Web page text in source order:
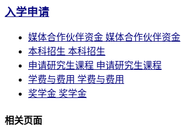
入学申请
媒体合作伙伴资金 媒体合作伙伴资金
本科招生 本科招生
申请研究生课程 申请研究生课程
学费与费用 学费与费用
奖学金 奖学金
相关页面